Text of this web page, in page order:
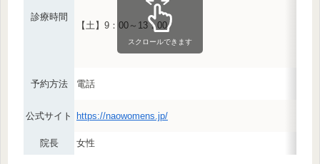
診療時間
【土】9：00～13：00
予約方法 電話
公式サイト https://naowomens.jp/
院長 女性
スクロールできます